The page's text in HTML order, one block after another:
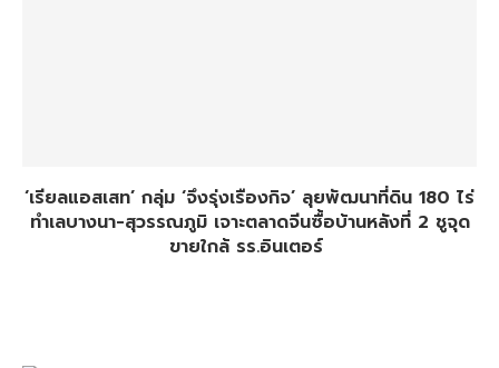
‘เรียลแอสเสท’ กลุ่ม ‘จึงรุ่งเรืองกิจ’ ลุยพัฒนาที่ดิน 180 ไร่
ทำเลบางนา-สุวรรณภูมิ เจาะตลาดจีนซื้อบ้านหลังที่ 2 ชูจุด
ขายใกล้ รร.อินเตอร์